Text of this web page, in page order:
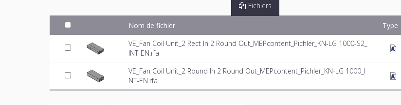
Fichiers
Nom de fichier Type
VE_Fan Coil Unit_2 Rect In 2 Round Out_MEPcontent_Pichler_KN-LG 1000-S2_
INT-EN.rfa
VE_Fan Coil Unit_2 Round In 2 Round Out_MEPcontent_Pichler_KN-LG 1000_I
NT-EN.rfa